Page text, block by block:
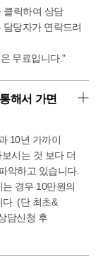
컬레이터로
는 소파,
로드
풍성하고
실 수 있답니다
편하게 서서도
았어요
클릭하여 상담
당자가 연락드려
무료입니다."
해서 가면
10년 가까이
시는 것 보다 더
악하고 있습니다.
경우 10만원의
. (단 최초&
담신청 후